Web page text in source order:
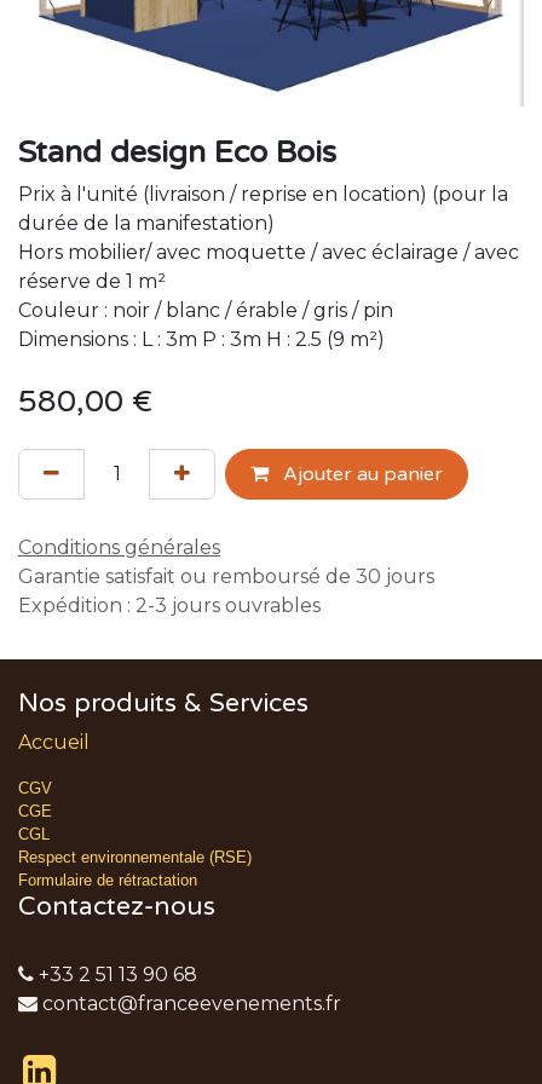
Stand design Eco Bois
Prix à l'unité (livraison / reprise en location) (pour la
durée de la manifestation)
Hors mobilier/ avec moquette / avec éclairage / avec
réserve de 1 m²
Couleur : noir / blanc / érable / gris / pin
Dimensions : L : 3m P : 3m H : 2.5 (9 m²)
580,00 €
Ajouter au panier
Conditions générales
Garantie satisfait ou remboursé de 30 jours
Expédition : 2-3 jours ouvrables
Nos produits & Services
Accueil
CGV
CGE
CGL
Respect environnementale (RSE)
Formulaire de rétractation
Contactez-nous
+33 2 51 13 90 68
contact@franceevenements.fr